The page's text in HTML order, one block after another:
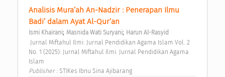
Analisis Mura’ah An-Nadzir : Penerapan Ilmu
Badi’ dalam Ayat Al-Qur’an
Ismi Khairani; Masnida Wati Suryani; Harun Al-Rasyid
No. 1 (2025): Jurnal Miftahul Ilmi: Jurnal Pendidikan Agama
Islam
Publisher : STIKes Ibnu Sina Ajibarang